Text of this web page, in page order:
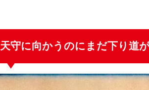
天守に向かうのにまだ下り道